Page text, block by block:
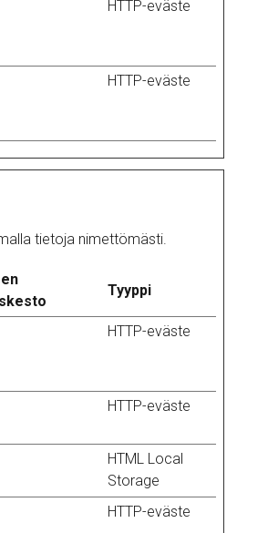
HTTP-eväste
HTTP-eväste
tietoja nimettömästi.
Tyyppi
HTTP-eväste
HTTP-eväste
HTML Local
Storage
HTTP-eväste